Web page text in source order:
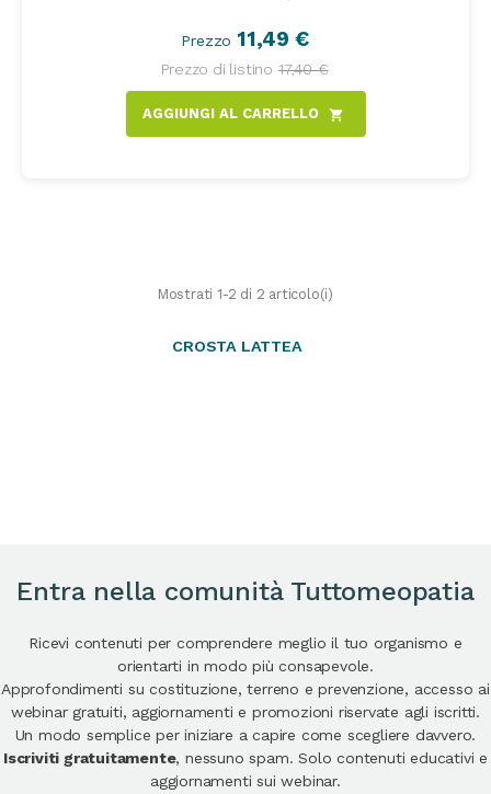
Prezzo 11,49 €
Prezzo di listino 17,40 €
AGGIUNGI AL CARRELLO shopping_cart
Mostrati 1-2 di 2 articolo(i)
CROSTA LATTEA
Entra nella comunità Tuttomeopatia
Ricevi contenuti per comprendere meglio il tuo organismo e
orientarti in modo più consapevole.
Approfondimenti su costituzione, terreno e prevenzione, accesso ai
webinar gratuiti, aggiornamenti e promozioni riservate agli iscritti.
Un modo semplice per iniziare a capire come scegliere davvero.
Iscriviti gratuitamente, nessuno spam. Solo contenuti educativi e
aggiornamenti sui webinar.